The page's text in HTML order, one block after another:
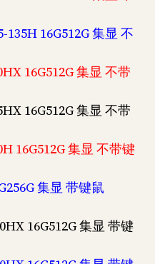
16G512G 集显 不
16G512G 集显 不带
16G512G 集显 不带
16G512G 集显 不带键
集显 带键鼠
16G512G 集显 带键